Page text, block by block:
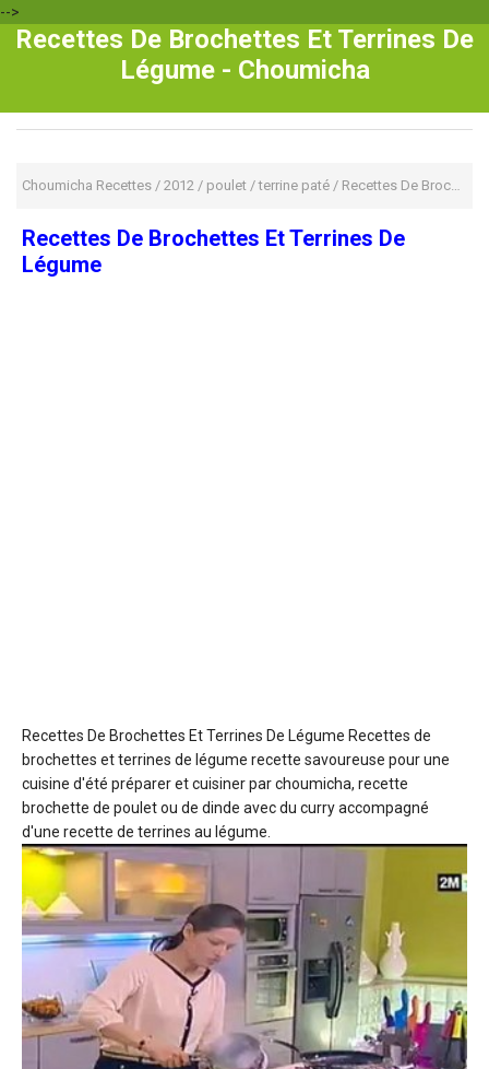
-->
Recettes De Brochettes Et Terrines De
Légume - Choumicha
Choumicha Recettes / 2012 / poulet /terrine paté / Recettes De Brochettes Et Terrines De Légume
Recettes De Brochettes Et Terrines De
Légume
Recettes De Brochettes Et Terrines De Légume Recettes de
brochettes et terrines de légume recette savoureuse pour une
cuisine d'été préparer et cuisiner par choumicha, recette
brochette de poulet ou de dinde avec du curry accompagné
d'une recette de terrines au légume.